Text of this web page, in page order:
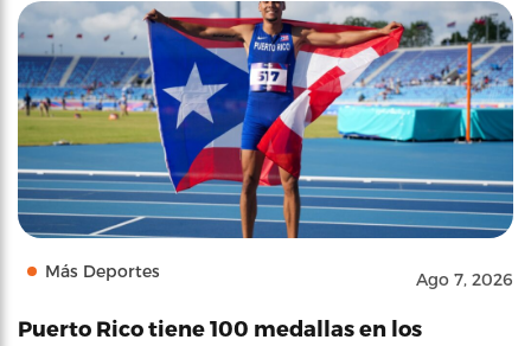
Más Deportes Ago 7, 2026
Puerto Rico tiene 100 medallas en los